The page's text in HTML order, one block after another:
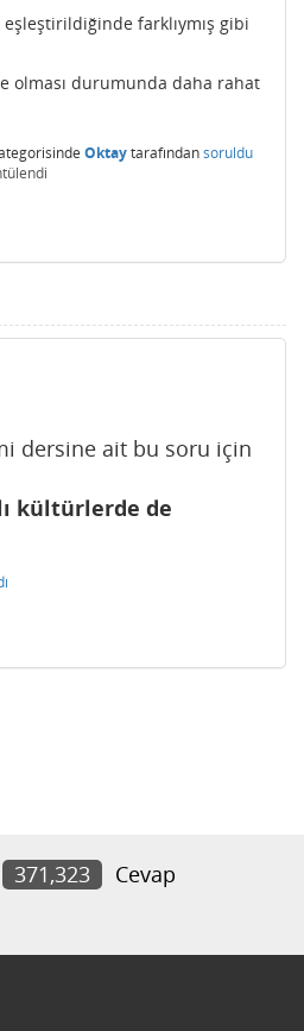
farklıymış gibi
olması durumunda daha rahat
Oktaytarafındansoruldu
dersine ait bu soru için
kültürlerde de
371,323
Cevap